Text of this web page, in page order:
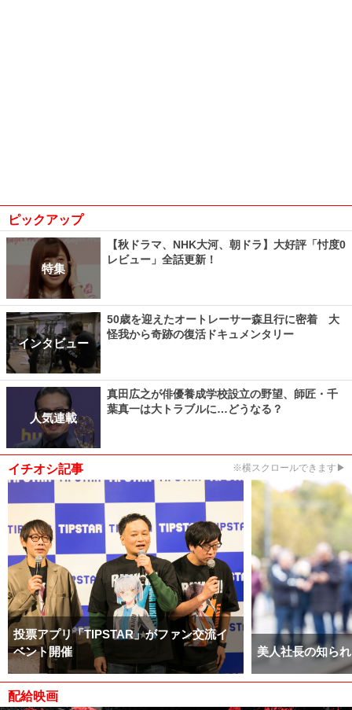
ピックアップ
特集
【秋ドラマ、NHK大河、朝ドラ】大好評「忖度0
レビュー」全話更新！
インタビュー
50歳を迎えたオートレーサー森且行に密着 大
怪我から奇跡の復活ドキュメンタリー
人気連載
真田広之が俳優養成学校設立の野望、師匠・千
葉真一は大トラブルに…どうなる？
イチオシ記事 ※横スクロールできます▶
投票アプリ「TIPSTAR」がファン交流イ
ベント開催
美人社長の知ら
配給映画